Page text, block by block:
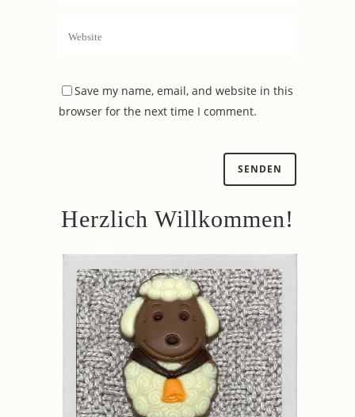
Save my name, email, and website in this
browser for the next time I comment.
Herzlich Willkommen!